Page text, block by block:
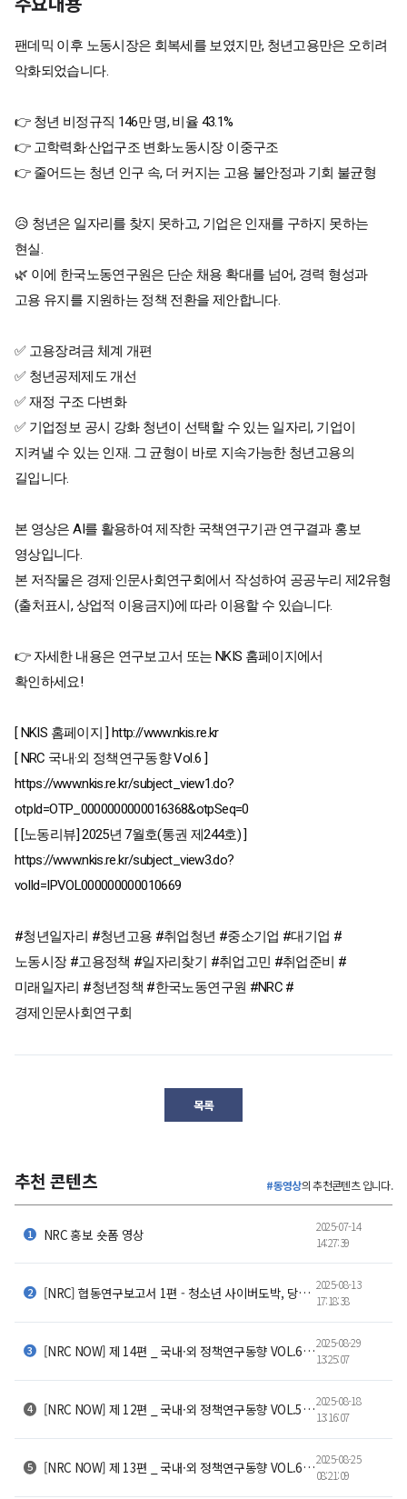
팬데믹 이후 노동시장은 회복세를 보였지만, 청년고용만은 오히려
악화되었습니다.
👉 청년 비정규직 146만 명, 비율 43.1%
👉 고학력화·산업구조 변화·노동시장 이중구조
👉 줄어드는 청년 인구 속, 더 커지는 고용 불안정과 기회 불균형
😥 청년은 일자리를 찾지 못하고, 기업은 인재를 구하지 못하는
현실.
🌿 이에 한국노동연구원은 단순 채용 확대를 넘어, 경력 형성과
고용 유지를 지원하는 정책 전환을 제안합니다.
✅ 고용장려금 체계 개편
✅ 청년공제제도 개선
✅ 재정 구조 다변화
✅ 기업정보 공시 강화 청년이 선택할 수 있는 일자리, 기업이
지켜낼 수 있는 인재. 그 균형이 바로 지속가능한 청년고용의
길입니다.
본 영상은 AI를 활용하여 제작한 국책연구기관 연구결과 홍보
영상입니다.
본 저작물은 경제·인문사회연구회에서 작성하여 공공누리 제2유형
(출처표시, 상업적 이용금지)에 따라 이용할 수 있습니다.
👉 자세한 내용은 연구보고서 또는 NKIS 홈페이지에서
확인하세요!
[ NKIS 홈페이지 ] http://www.nkis.re.kr
[ NRC 국내·외 정책연구동향 Vol.6 ]
https://www.nkis.re.kr/subject_view1.do?
otpId=OTP_0000000000016368&otpSeq=0
[ [노동리뷰] 2025년 7월호(통권 제244호) ]
https://www.nkis.re.kr/subject_view3.do?
volId=IPVOL000000000010669
#청년일자리 #청년고용 #취업청년 #중소기업 #대기업 #
노동시장 #고용정책 #일자리찾기 #취업고민 #취업준비 #
미래일자리 #청년정책 #한국노동연구원 #NRC #
경제인문사회연구회
목록
추천 콘텐츠 #동영상의 추천콘텐츠 입니다.
NRC 홍보 숏폼 영상
2025-07-14
14:27:39
[NRC] 협동연구보고서 1편 - 청소년 사이버도박, 당신은 얼마나 알고 계신가요? 2025-08-13
17:18:38
[NRC NOW] 제 14편 _ 국내·외 정책연구동향 VOL.6 | ✈조류충돌 급증! 자연과 항공안전, 공존할 수 있을까?2025-08-29
13:25:07
[NRC NOW] 제 12편 _ 국내·외 정책연구동향 VOL.5 | 💸 4조 6천억 원의 이동, 🏥 아픔 몸을 싣고 서울로 떠나는 환자들2025-08-18
13:16:07
[NRC NOW] 제 13편 _ 국내·외 정책연구동향 VOL.6 | 🔋 산업AI 시대의 전력 해법, SMR이 온다! 🌍🤖2025-08-25
08:21:09